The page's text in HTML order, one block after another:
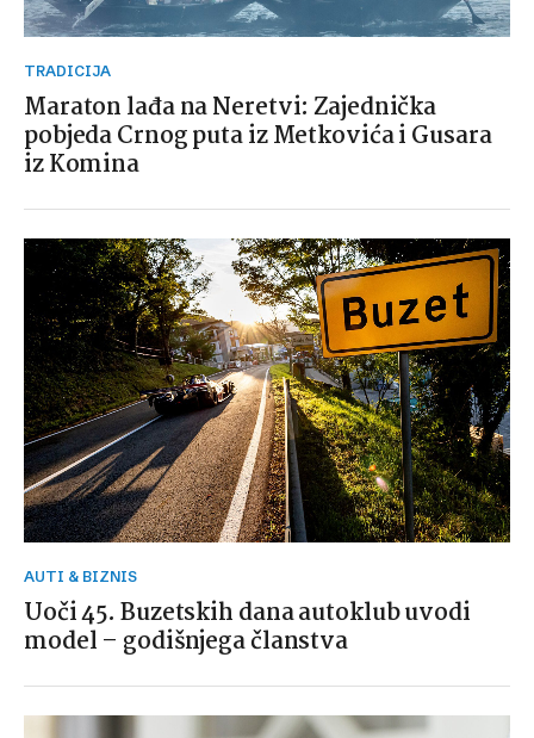
TRADICIJA
Maraton lađa na Neretvi: Zajednička
pobjeda Crnog puta iz Metkovića i Gusara
iz Komina
AUTI & BIZNIS
Uoči 45. Buzetskih dana autoklub uvodi
model – godišnjega članstva